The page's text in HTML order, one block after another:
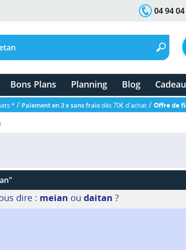
04 94
Bons Plans Planning Blog
* / Paiement en 3 x sans fraisdès 70€ d'achat / Offre de
dire : meian oudaitan ?